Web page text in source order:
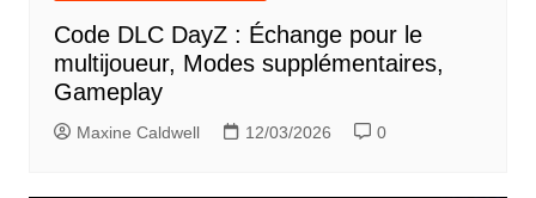
Code DLC DayZ : Échange pour le
multijoueur, Modes supplémentaires,
Gameplay
Maxine Caldwell 12/03/2026 0